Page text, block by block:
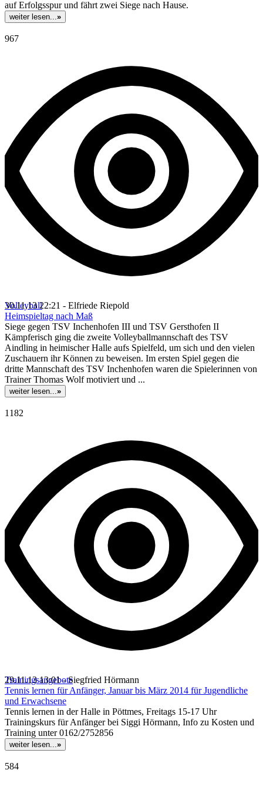
auf Erfolgsspur und fährt zwei Siege nach Hause.
weiter lesen...»
967
Volleyball
30.11.13 22:21 - Elfriede Riepold
Heimspieltag nach Maß
Siege gegen TSV Inchenhofen III und TSV Gersthofen II
Kämpferisch ging die zweite Volleyballmannschaft des TSV
Aindling in heimischer Halle aufs Spielfeld, um sich und den vielen
Zuschauern ihr Können zu beweisen. Im ersten Spiel gegen die
dritte Mannschaft des TSV Inchenhofen waren die Spielerinnen von
Trainer Thomas Wolf motiviert und ...
weiter lesen...»
1182
Trainingsangebote
29.11.13 13:01 - Siegfried Hörmann
Tennis lernen für Anfänger, Januar bis März 2014 für Jugendliche
und Erwachsene
Tennis lernen in der Halle in Pöttmes, Freitags 15-17 Uhr
Trainingskurs für Anfänger bei Siggi Hörmann, Info zu Kosten und
Training unter 0162/2752856
weiter lesen...»
584